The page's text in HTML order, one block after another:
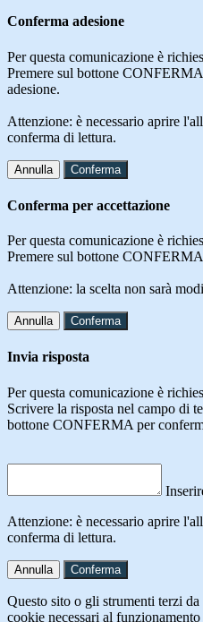
Conferma adesione
Per questa comunicazione è
Premere sul bottone
adesione.
Attenzione: è necessario aprire
conferma di lettura.
Annulla Conferma
Conferma per accettazione
Per questa comunicazione è
Premere sul bottone CONFERMA
Attenzione: la scelta non sarà
Annulla Conferma
Invia risposta
Per questa comunicazione è
Scrivere la risposta nel campo di
bottone CONFERMA per
Attenzione: è necessario aprire
conferma di lettura.
Annulla Conferma
Questo sito o gli strumenti terzi
cookie necessari al